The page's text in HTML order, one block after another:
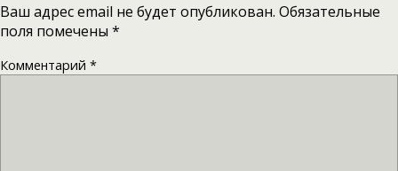
Ваш адрес email не будет опубликован. Обязательные
поля помечены *
Комментарий *